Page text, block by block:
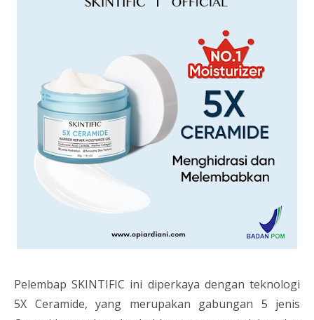
Pelembap SKINTIFIC ini diperkaya dengan teknologi
5X Ceramide, yang merupakan gabungan 5 jenis